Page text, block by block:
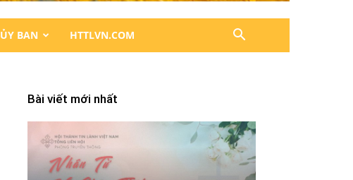
ỦY BAN HTTLVN.COM
Bài viết mới nhất